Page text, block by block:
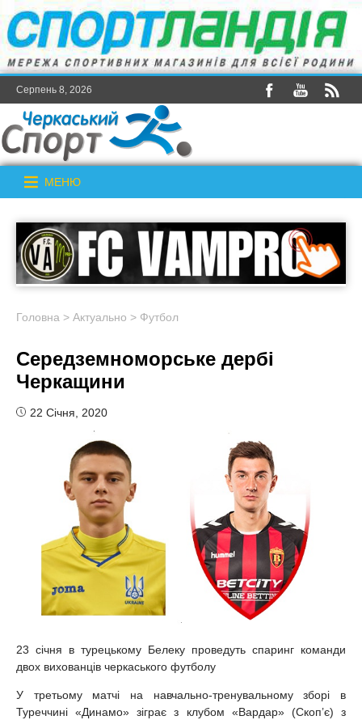
Серпень 8, 2026
МЕНЮ
Головна > Актуально > Футбол
Середземноморське дербі
Черкащини
22 Січня, 2020
23 січня в турецькому Белеку проведуть спаринг команди
двох вихованців черкаського футболу
У третьому матчі на навчально-тренувальному зборі в
Туреччині «Динамо» зіграє з клубом «Вардар» (Скоп’є) з